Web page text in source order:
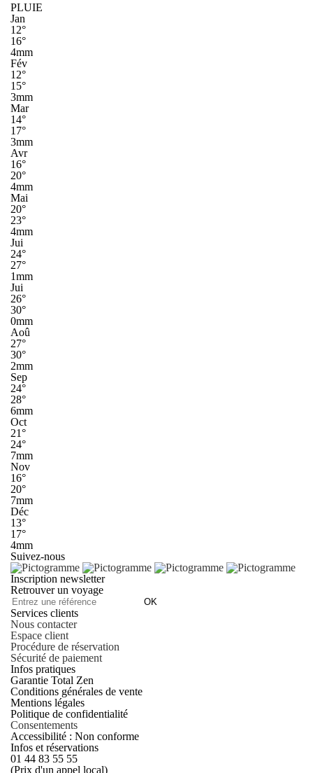
PLUIE
Jan
12°
16°
4mm
Fév
12°
15°
3mm
Mar
14°
17°
3mm
Avr
16°
20°
4mm
Mai
20°
23°
4mm
Jui
24°
27°
1mm
Jui
26°
30°
0mm
Aoû
27°
30°
2mm
Sep
24°
28°
6mm
Oct
21°
24°
7mm
Nov
16°
20°
7mm
Déc
13°
17°
4mm
Suivez-nous
Inscription newsletter
Retrouver un voyage
OK
Services clients
Nous contacter
Espace client
Procédure de réservation
Sécurité de paiement
Infos pratiques
Garantie Total Zen
Conditions générales de vente
Mentions légales
Politique de confidentialité
Consentements
Accessibilité : Non conforme
Infos et réservations
01 44 83 55 55
(Prix d'un appel local)